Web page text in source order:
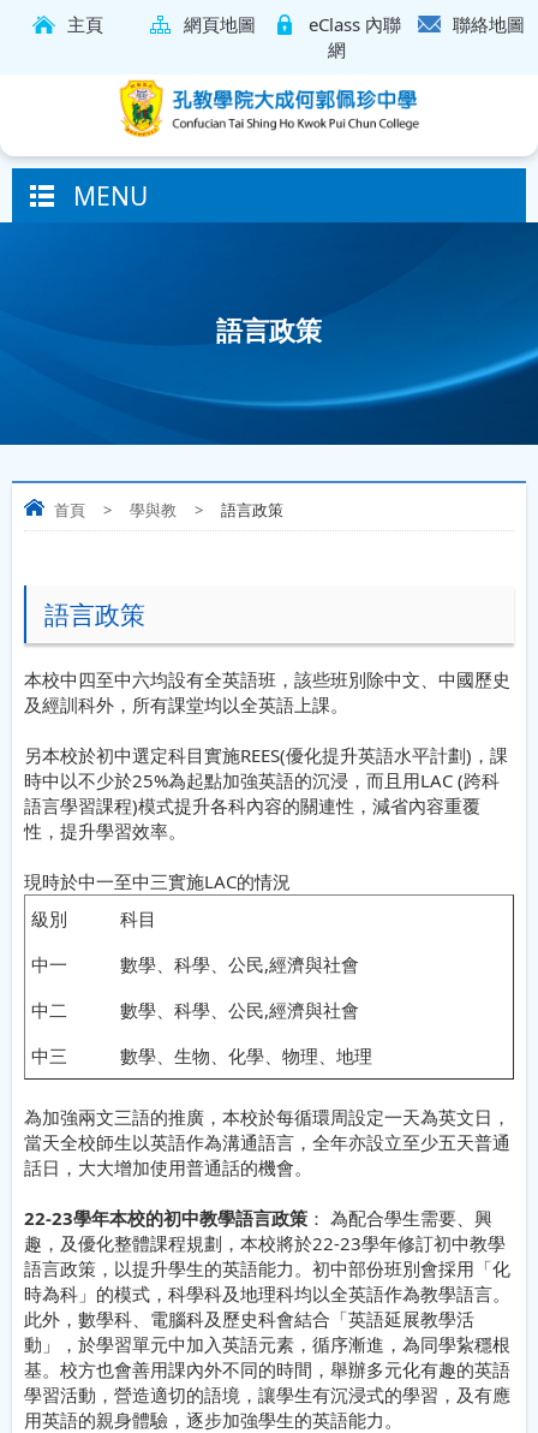
主頁 網頁地圖
eClass 內聯
網
聯絡地圖
MENU
語言政策
首頁 > 學與教 > 語言政策
語言政策
本校中四至中六均設有全英語班，該些班別除中文、中國歷史
及經訓科外，所有課堂均以全英語上課。
另本校於初中選定科目實施REES(優化提升英語水平計劃)，課
時中以不少於25%為起點加強英語的沉浸，而且用LAC (跨科
語言學習課程)模式提升各科內容的關連性，減省內容重覆
性，提升學習效率。
現時於中一至中三實施LAC的情況
級別
科目
中一
數學、科學、公民,經濟與社會
中二
數學、科學、公民,經濟與社會
中三
數學、生物、化學、物理、地理
為加強兩文三語的推廣，本校於每循環周設定一天為英文日，
當天全校師生以英語作為溝通語言，全年亦設立至少五天普通
話日，大大增加使用普通話的機會。
22-23學年本校的初中教學語言政策 ： 為配合學生需要、興
趣，及優化整體課程規劃，本校將於22-23學年修訂初中教學
語言政策，以提升學生的英語能力。初中部份班別會採用「化
時為科」的模式，科學科及地理科均以全英語作為教學語言。
此外，數學科、電腦科及歷史科會結合「英語延展教學活
動」，於學習單元中加入英語元素，循序漸進，為同學紥穩根
基。校方也會善用課內外不同的時間，舉辦多元化有趣的英語
學習活動，營造適切的語境，讓學生有沉浸式的學習，及有應
用英語的親身體驗，逐步加強學生的英語能力。